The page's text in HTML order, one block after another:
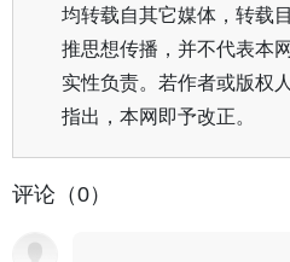
均转载自其它媒体，转载
推思想传播，并不代表本
实性负责。若作者或版权
指出，本网即予改正。
评论（0）